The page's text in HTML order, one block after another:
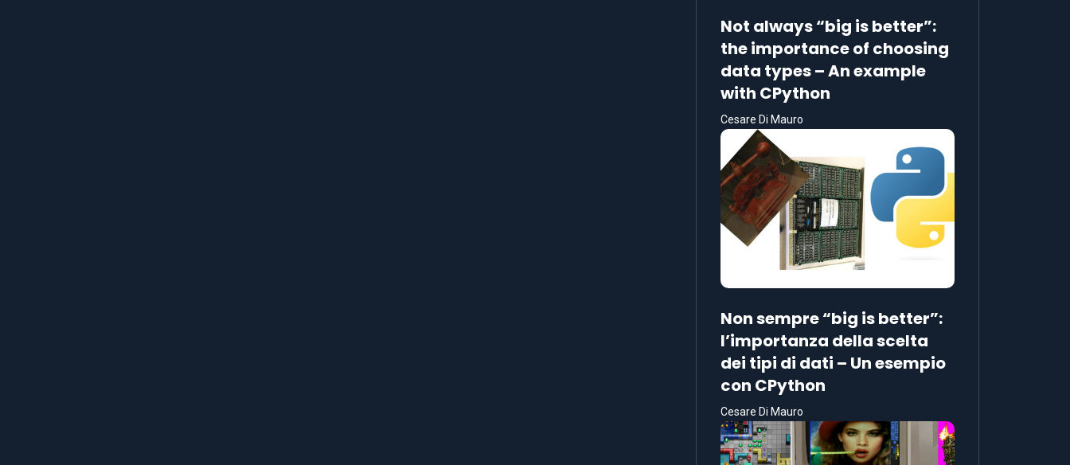
Not always “big is better”:
the importance of choosing
data types – An example
with CPython
Cesare Di Mauro
Non sempre “big is better”:
l’importanza della scelta
dei tipi di dati – Un esempio
con CPython
Cesare Di Mauro